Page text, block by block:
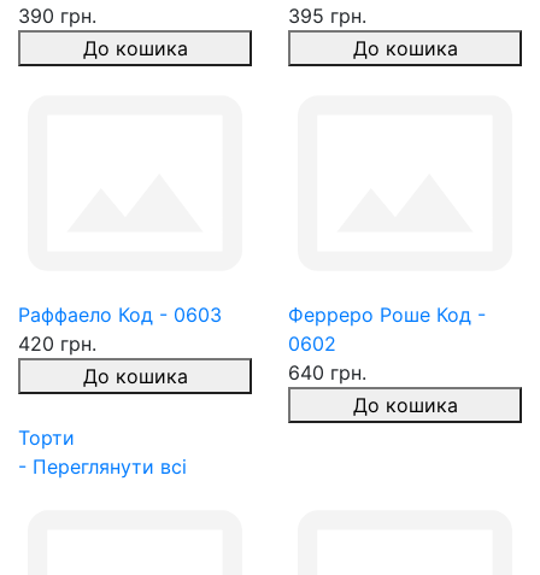
390 грн.
До кошика
395 грн.
До кошика
Раффаело Код - 0603
420 грн.
До кошика
Ферреро Роше Код -
0602
640 грн.
До кошика
Торти
- Переглянути всі